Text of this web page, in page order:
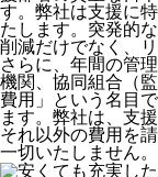
す。弊社は支援に
たします。突発的
削減だけでなく、
さらに、年間の管
機関、協同組合（
費用」という名目
ます。弊社は、支
それ以外の費用を
一切いたしません。